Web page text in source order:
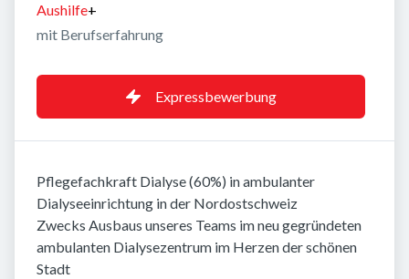
Aushilfe+
mit Berufserfahrung
Expressbewerbung
Pflegefachkraft Dialyse (60%) in ambulanter
Dialyseeinrichtung in der Nordostschweiz
Zwecks Ausbaus unseres Teams im neu gegründeten
ambulanten Dialysezentrum im Herzen der schönen
Stadt